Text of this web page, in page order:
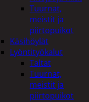
Tuurnat,
meistit ja
piirtopuikot
Käsihöylät
Lyöntityökalut
Taltat
Tuurnat,
meistit ja
piirtopuikot